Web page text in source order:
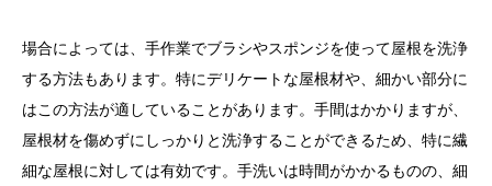
場合によっては、手作業でブラシやスポンジを使って屋根を洗浄
する方法もあります。特にデリケートな屋根材や、細かい部分に
はこの方法が適していることがあります。手間はかかりますが、
屋根材を傷めずにしっかりと洗浄することができるため、特に繊
細な屋根に対しては有効です。手洗いは時間がかかるものの、細